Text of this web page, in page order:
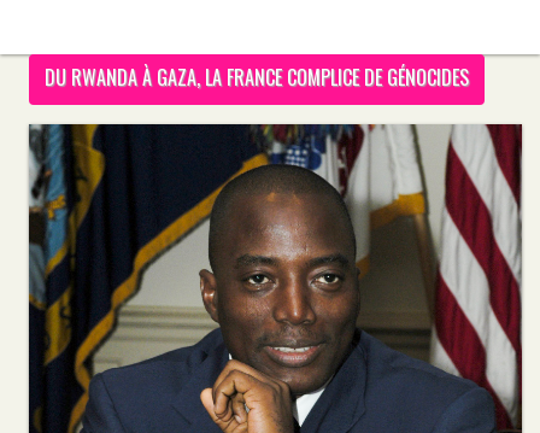
DU RWANDA À GAZA, LA FRANCE COMPLICE DE GÉNOCIDES